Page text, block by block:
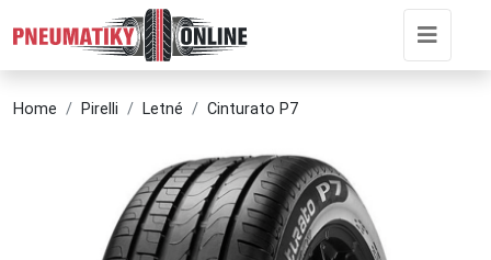
Home Pirelli Letné Cinturato P7